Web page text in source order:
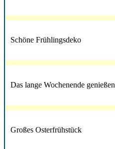
Schöne Frühlingsdeko
Das lange Wochenende genießen
Großes Osterfrühstück